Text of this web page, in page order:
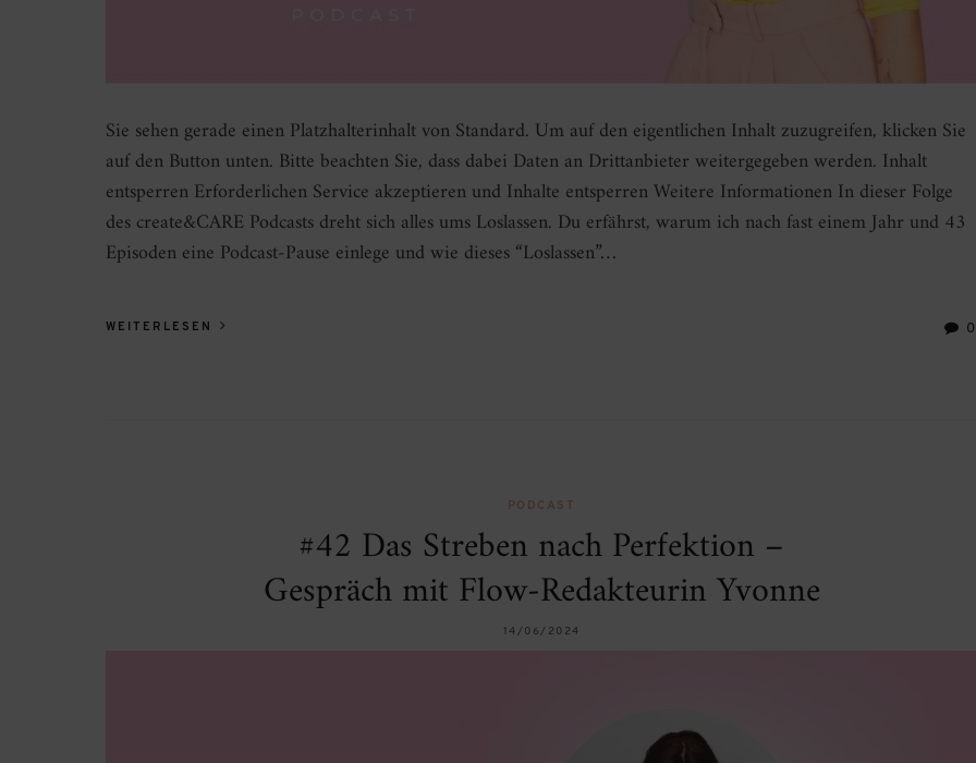
Sie sehen gerade einen Platzhalterinhalt von Standard. Um auf den eigentlichen Inhalt zuzugreifen, klicken Sie
auf den Button unten. Bitte beachten Sie, dass dabei Daten an Drittanbieter weitergegeben werden. Inhalt
entsperren Erforderlichen Service akzeptieren und Inhalte entsperren Weitere Informationen In dieser Folge
des create&CARE Podcasts dreht sich alles ums Loslassen. Du erfährst, warum ich nach fast einem Jahr und 43
Episoden eine Podcast-Pause einlege und wie dieses “Loslassen”…
WEITERLESEN 0
PODCAST
#42 Das Streben nach Perfektion –
Gespräch mit Flow-Redakteurin Yvonne
14/06/2024